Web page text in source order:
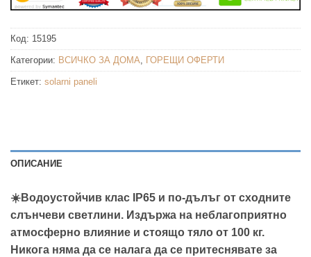
Код: 15195
Категории: ВСИЧКО ЗА ДОМА, ГОРЕЩИ ОФЕРТИ
Етикет: solarni paneli
ОПИСАНИЕ
☀️Водоустойчив клас IP65 и по-дълъг от сходните
слънчеви светлини. Издържа на неблагоприятно
атмосферно влияние и стоящо тяло от 100 кг.
Никога няма да се налага да се притеснявате за